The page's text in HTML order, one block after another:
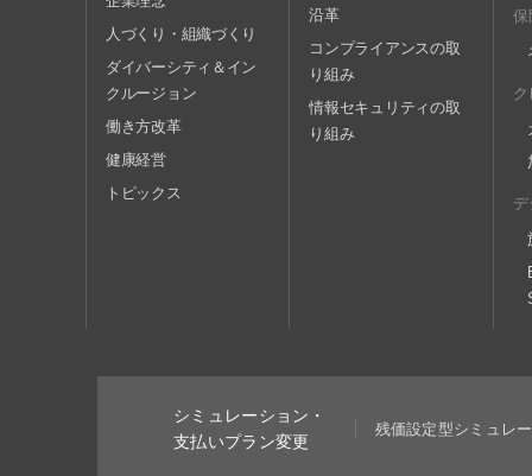
人づくり・組織づくり
ダイバーシティ＆イン
クルージョン
働き方改革
健康経営
トピックス
沿革
コンプライアンスの取
り組み
情報セキュリティの取
り組み
保
シミュレーション・
支払いプラン変更
残価設定型シミュレ